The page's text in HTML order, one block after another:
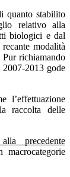
quanto stabilito
relativo alla
biologici e dal
modalità
richiamando
2007-2013 gode
l’effettuazione
raccolta delle
precedente